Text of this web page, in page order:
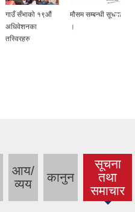
गाउँ सँभाको १९औं
अधिवेशनका
तस्विरहरु
मौसम सम्बन्धी सूचना
।
आय/
व्यय
कानुन
सूचना
तथा
समाचार
(active
tab)